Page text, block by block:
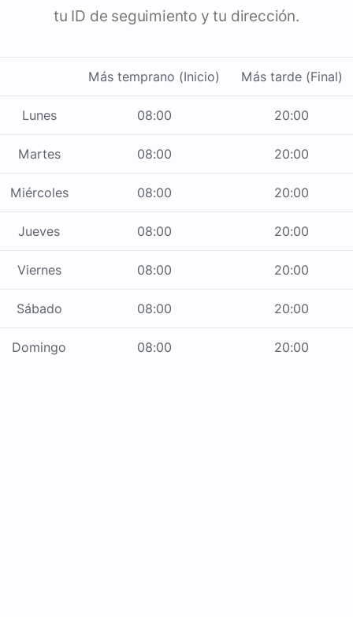
tu ID de seguimiento y tu dirección.
Más temprano (Inicio) Más tarde (Final)
Lunes 08:00 20:00
Martes 08:00 20:00
Miércoles 08:00 20:00
Jueves 08:00 20:00
Viernes 08:00 20:00
Sábado 08:00 20:00
Domingo 08:00 20:00